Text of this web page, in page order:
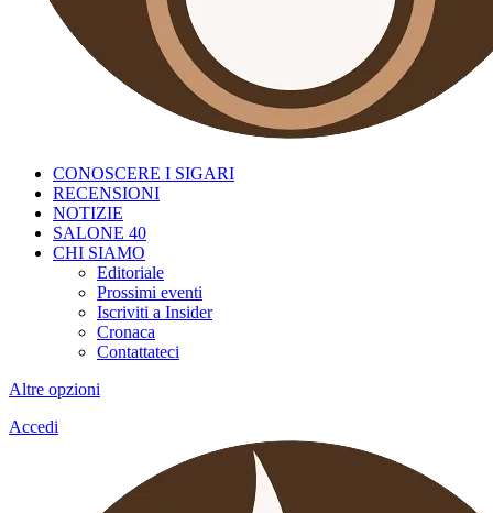
CONOSCERE I SIGARI
RECENSIONI
NOTIZIE
SALONE 40
CHI SIAMO
Editoriale
Prossimi eventi
Iscriviti a Insider
Cronaca
Contattateci
Altre opzioni
Accedi